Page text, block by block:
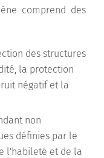
comprend des
des structures
la protection
négatif et la
non
définies par le
l'habileté et de la